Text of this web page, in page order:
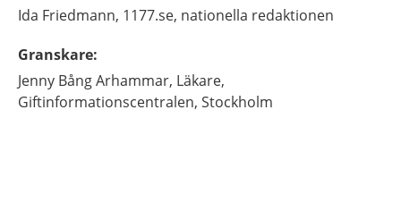
Ida Friedmann, 1177.se, nationella redaktionen
Granskare:
Jenny Bång Arhammar, Läkare,
Giftinformationscentralen, Stockholm